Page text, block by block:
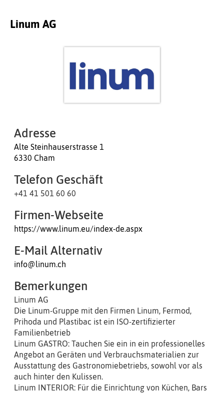
Linum AG
Adresse
Alte Steinhauserstrasse 1
6330 Cham
Telefon Geschäft
+41 41 501 60 60
Firmen-Webseite
https://www.linum.eu/index-de.aspx
E-Mail Alternativ
info@linum.ch
Bemerkungen
Linum AG
Die Linum-Gruppe mit den Firmen Linum, Fermod,
Prihoda und Plastibac ist ein ISO-zertifizierter
Familienbetrieb
Linum GASTRO: Tauchen Sie ein in ein professionelles
Angebot an Geräten und Verbrauchsmaterialien zur
Ausstattung des Gastronomiebetriebs, sowohl vor als
auch hinter den Kulissen.
Linum INTERIOR: Für die Einrichtung von Küchen, Bars